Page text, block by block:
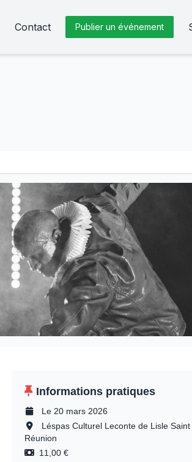
Contact Publier un événement
Informations pratiques
Le 20 mars 2026
Léspas Culturel Leconte de Lisle
Réunion
11,00 €